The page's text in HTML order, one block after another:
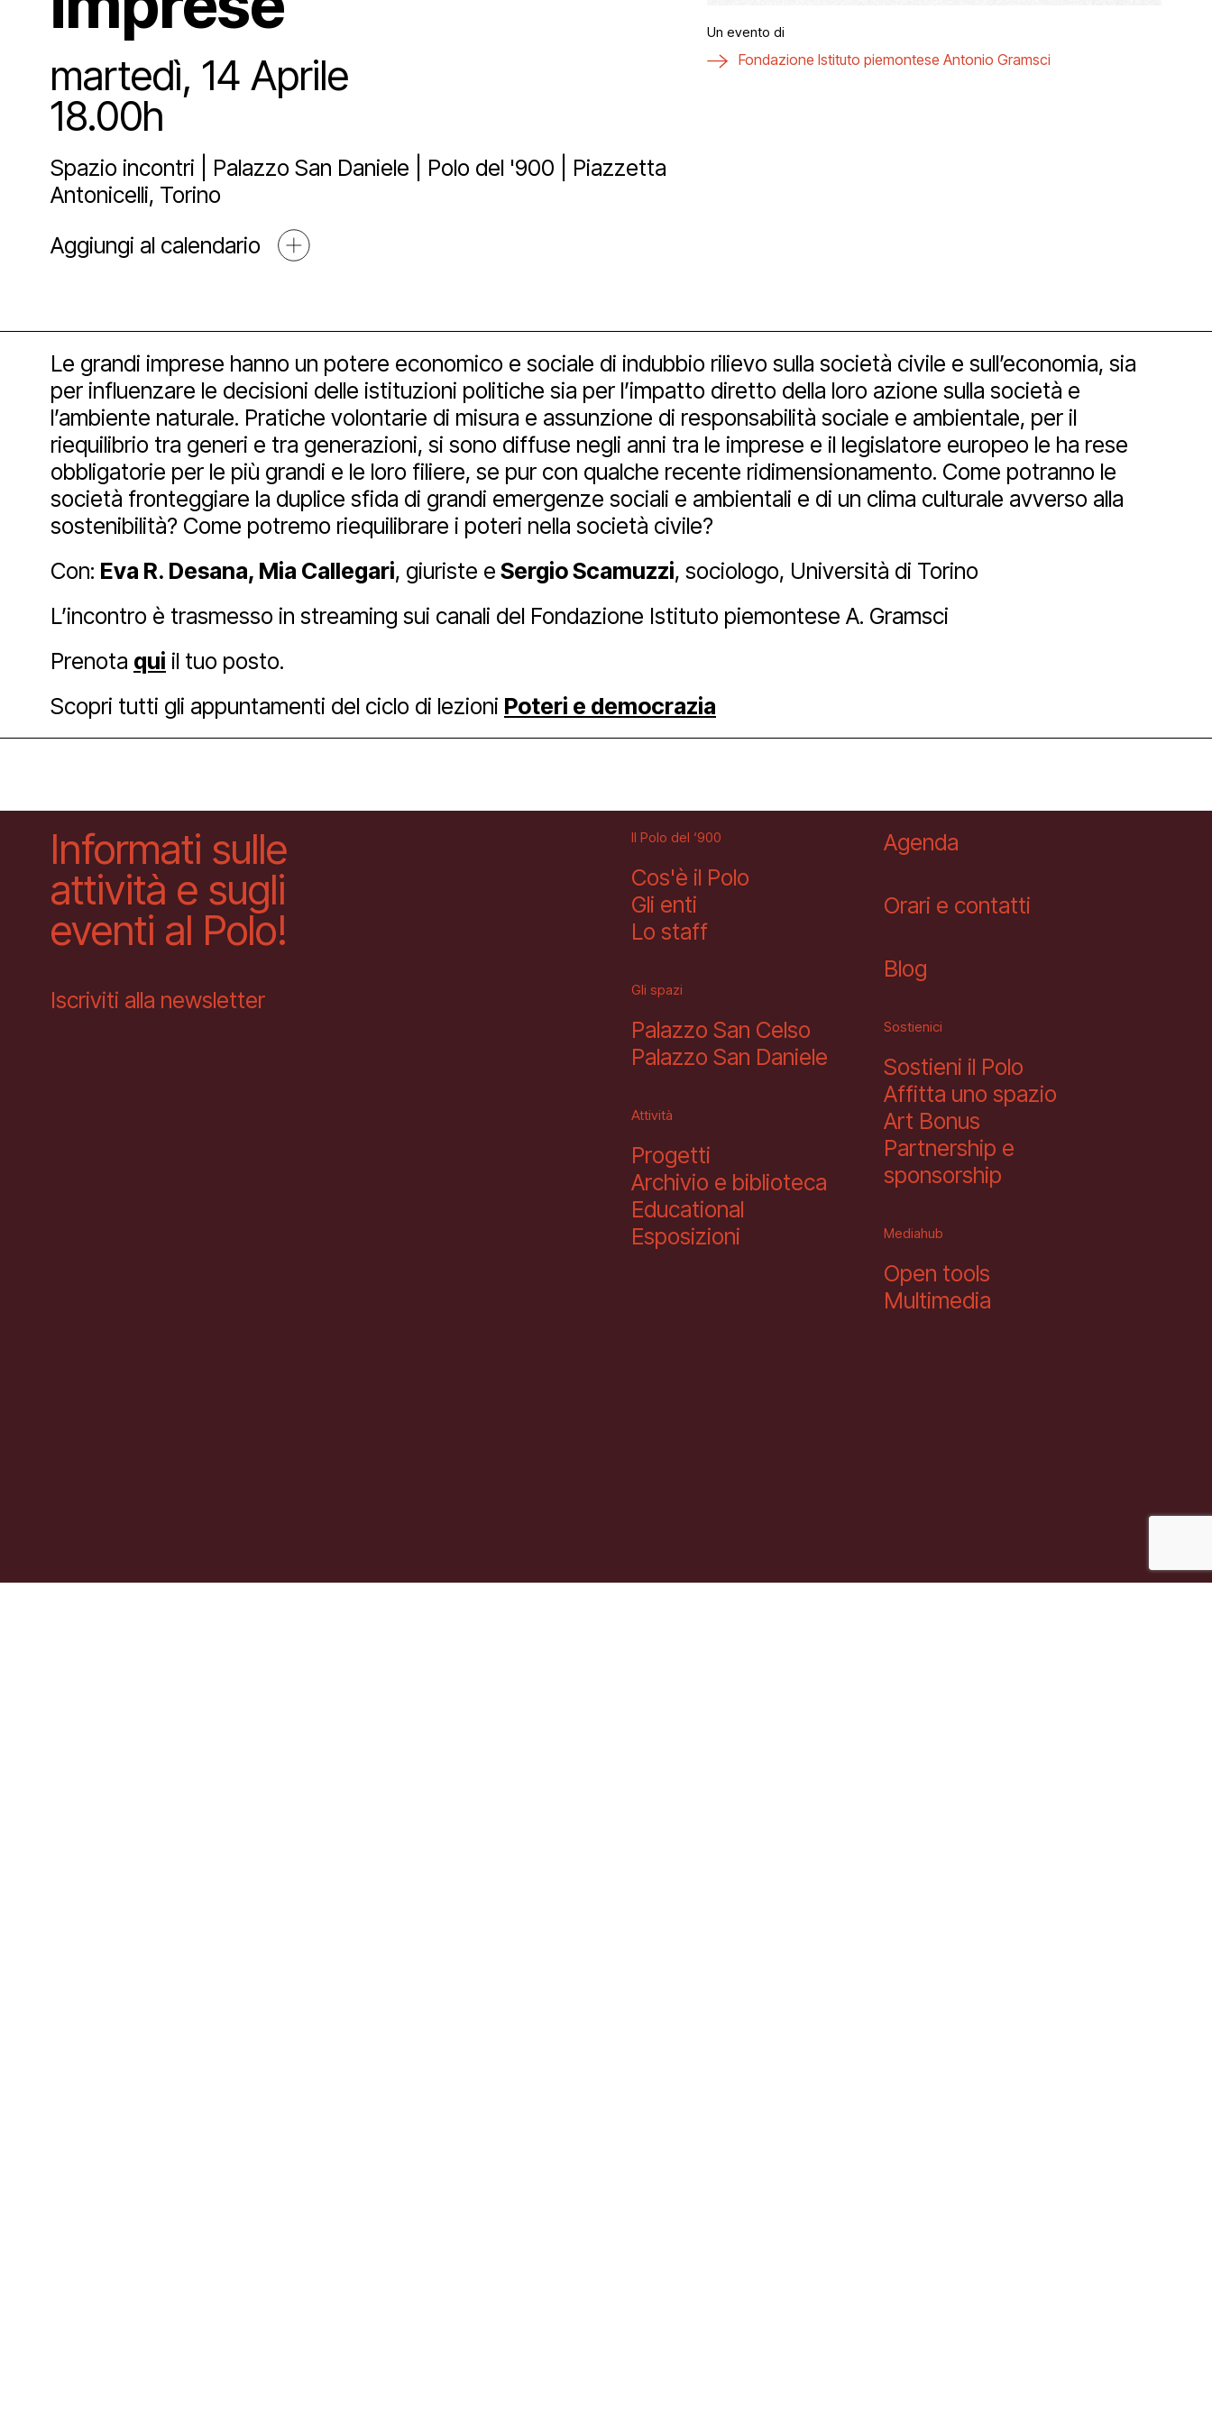
Lo staff
Palazzo San Daniele
Affitta uno spazio
Progetti
Archivio e biblioteca
Educational
Esposizioni
Sostienici
Sostieni il Polo
Art Bonus
Partnership e sponsorship
Agenda
Mediahub
Multimedia
Open tools
Blog
Facebook Instagram Youtube Newsletter
martedì, 14 Aprile
18.00h
Spazio incontri | Palazzo San Daniele | Polo del '900 | Piazzetta
Antonicelli, Torino
Aggiungi al calendario
Un evento di
Fondazione Istituto piemontese Antonio Gramsci
Le grandi imprese hanno un potere economico e sociale di indubbio rilievo sulla società civile e sull’economia, sia
per influenzare le decisioni delle istituzioni politiche sia per l’impatto diretto della loro azione sulla società e
l’ambiente naturale. Pratiche volontarie di misura e assunzione di responsabilità sociale e ambientale, per il
riequilibrio tra generi e tra generazioni, si sono diffuse negli anni tra le imprese e il legislatore europeo le ha rese
obbligatorie per le più grandi e le loro filiere, se pur con qualche recente ridimensionamento. Come potranno le
società fronteggiare la duplice sfida di grandi emergenze sociali e ambientali e di un clima culturale avverso alla
sostenibilità? Come potremo riequilibrare i poteri nella società civile?
Con: Eva R. Desana, Mia Callegari, giuriste e Sergio Scamuzzi, sociologo, Università di Torino
L’incontro è trasmesso in streaming sui canali del Fondazione Istituto piemontese A. Gramsci
Prenota qui il tuo posto.
Scopri tutti gli appuntamenti del ciclo di lezioni Poteri e democrazia
Informati sulle
attività e sugli
eventi al Polo!
Iscriviti alla newsletter
Il Polo del ‘900
Cos'è il Polo
Gli enti
Lo staff
Gli spazi
Palazzo San Celso
Palazzo San Daniele
Attività
Progetti
Archivio e biblioteca
Educational
Esposizioni
Agenda
Orari e contatti
Blog
Sostienici
Sostieni il Polo
Affitta uno spazio
Art Bonus
Partnership e
sponsorship
Mediahub
Open tools
Multimedia